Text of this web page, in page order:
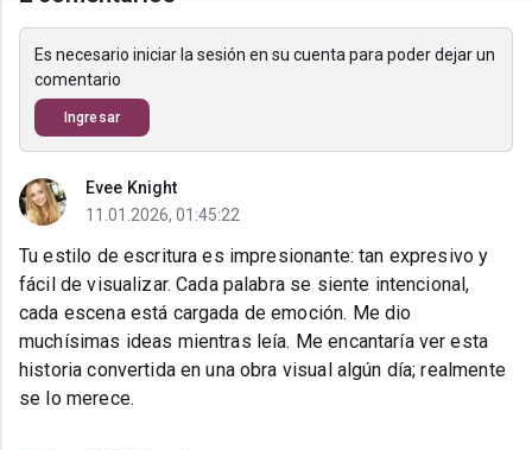
Es necesario iniciar la sesión en su cuenta para poder dejar un
comentario
Ingresar
Evee Knight
11.01.2026, 01:45:22
Tu estilo de escritura es impresionante: tan expresivo y
fácil de visualizar. Cada palabra se siente intencional,
cada escena está cargada de emoción. Me dio
muchísimas ideas mientras leía. Me encantaría ver esta
historia convertida en una obra visual algún día; realmente
se lo merece.